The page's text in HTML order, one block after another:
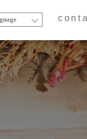
contact
art
goods